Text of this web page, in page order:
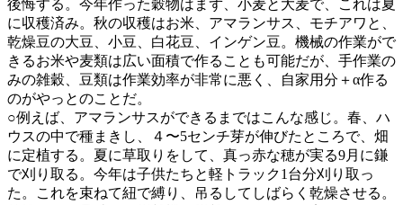
後悔する。今年作った穀物はまず、小麦と大麦で、これは夏
に収穫済み。秋の収穫はお米、アマランサス、モチアワと、
乾燥豆の大豆、小豆、白花豆、インゲン豆。機械の作業がで
きるお米や麦類は広い面積で作ることも可能だが、手作業の
みの雑穀、豆類は作業効率が非常に悪く、自家用分＋α作る
のがやっとのことだ。
○例えば、アマランサスができるまではこんな感じ。春、ハ
ウスの中で種まきし、４〜5センチ芽が伸びたところで、畑
に定植する。夏に草取りをして、真っ赤な穂が実る9月に鎌
で刈り取る。今年は子供たちと軽トラック1台分刈り取っ
た。これを束ねて紐で縛り、吊るしてしばらく乾燥させる。